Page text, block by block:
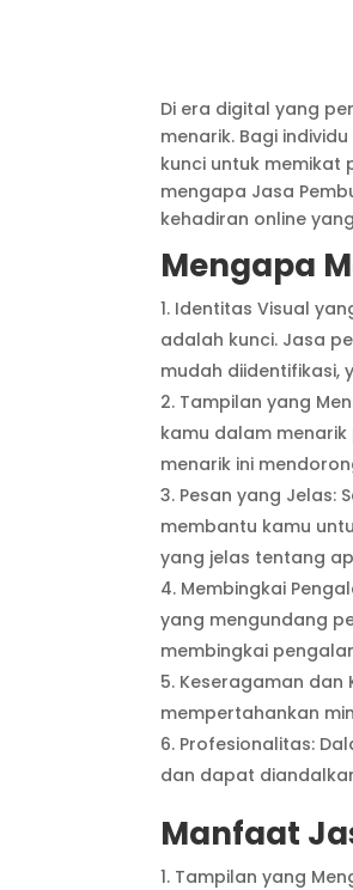
Di era digital yang
menarik. Bagi
kunci untuk memikat
mengapa Jasa
kehadiran online
Mengapa
Identitas Visual
adalah kunci. Jasa
mudah diidentifikasi,
Tampilan yang
kamu dalam
menarik ini
Pesan yang Jelas:
membantu kamu
yang jelas tentang
Membingkai
yang mengundang
membingkai
Keseragaman dan
mempertahankan
Profesionalitas:
dan dapat
Manfaat
Tampilan yang